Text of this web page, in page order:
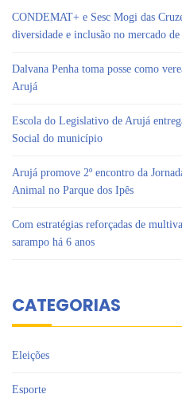
CONDEMAT+ e Sesc Mogi das
diversidade e inclusão no mercado
Dalvana Penha toma posse como
Arujá
Escola do Legislativo de Arujá
Social do município
Arujá promove 2º encontro da
Animal no Parque dos Ipês
Com estratégias reforçadas de
sarampo há 6 anos
CATEGORIAS
Eleições
Esporte